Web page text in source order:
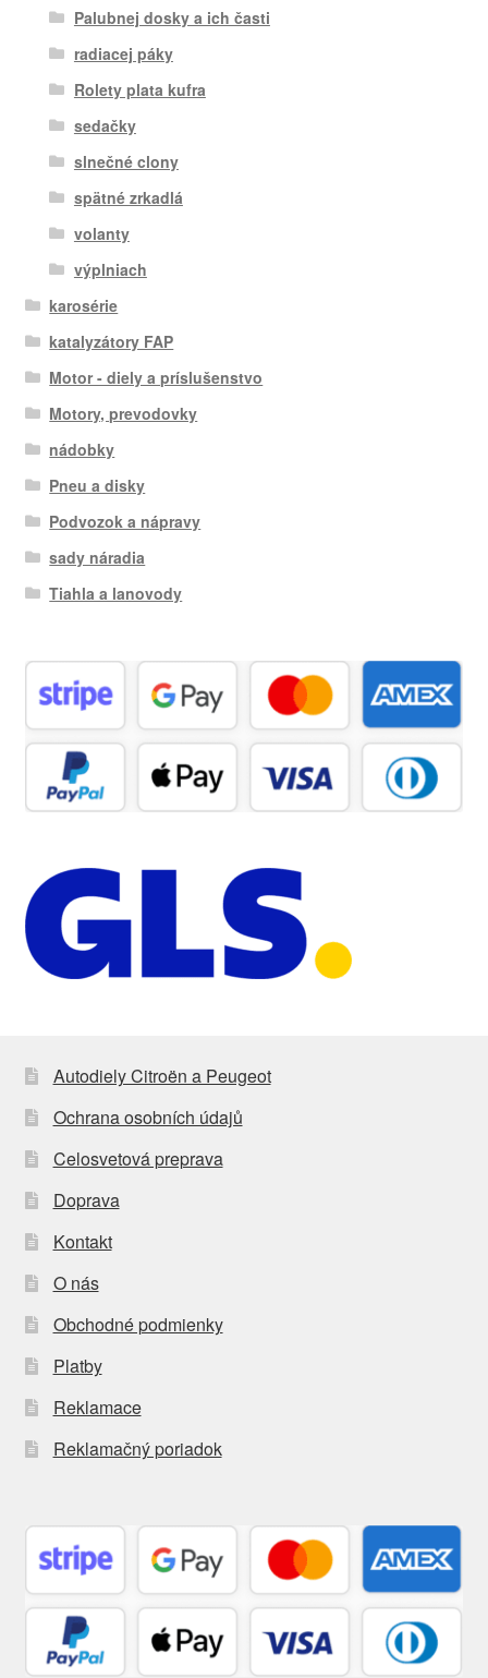
Palubnej dosky a ich časti
radiacej páky
Rolety plata kufra
sedačky
slnečné clony
spätné zrkadlá
volanty
výplniach
karosérie
katalyzátory FAP
Motor - diely a príslušenstvo
Motory, prevodovky
nádobky
Pneu a disky
Podvozok a nápravy
sady náradia
Tiahla a lanovody
Autodiely Citroën a Peugeot
Ochrana osobních údajů
Celosvetová preprava
Doprava
Kontakt
O nás
Obchodné podmienky
Platby
Reklamace
Reklamačný poriadok